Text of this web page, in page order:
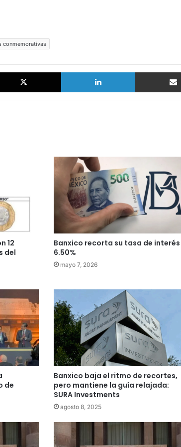
conmemorativas
X LinkedIn
12
del
Banxico recorta su tasa de interés
6.50%
mayo 7, 2026
de
Banxico baja el ritmo de recortes,
pero mantiene la guía relajada:
SURA Investments
agosto 8, 2025